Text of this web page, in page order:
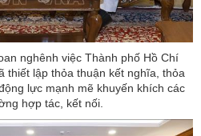
nghênh việc Thành phố Hồ Chí
thiết lập thỏa thuận kết nghĩa, thỏa
lực mạnh mẽ khuyến khích các
hợp tác, kết nối.